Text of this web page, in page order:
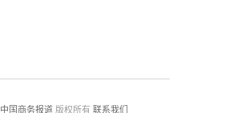
中国商务报道 版权所有联系我们